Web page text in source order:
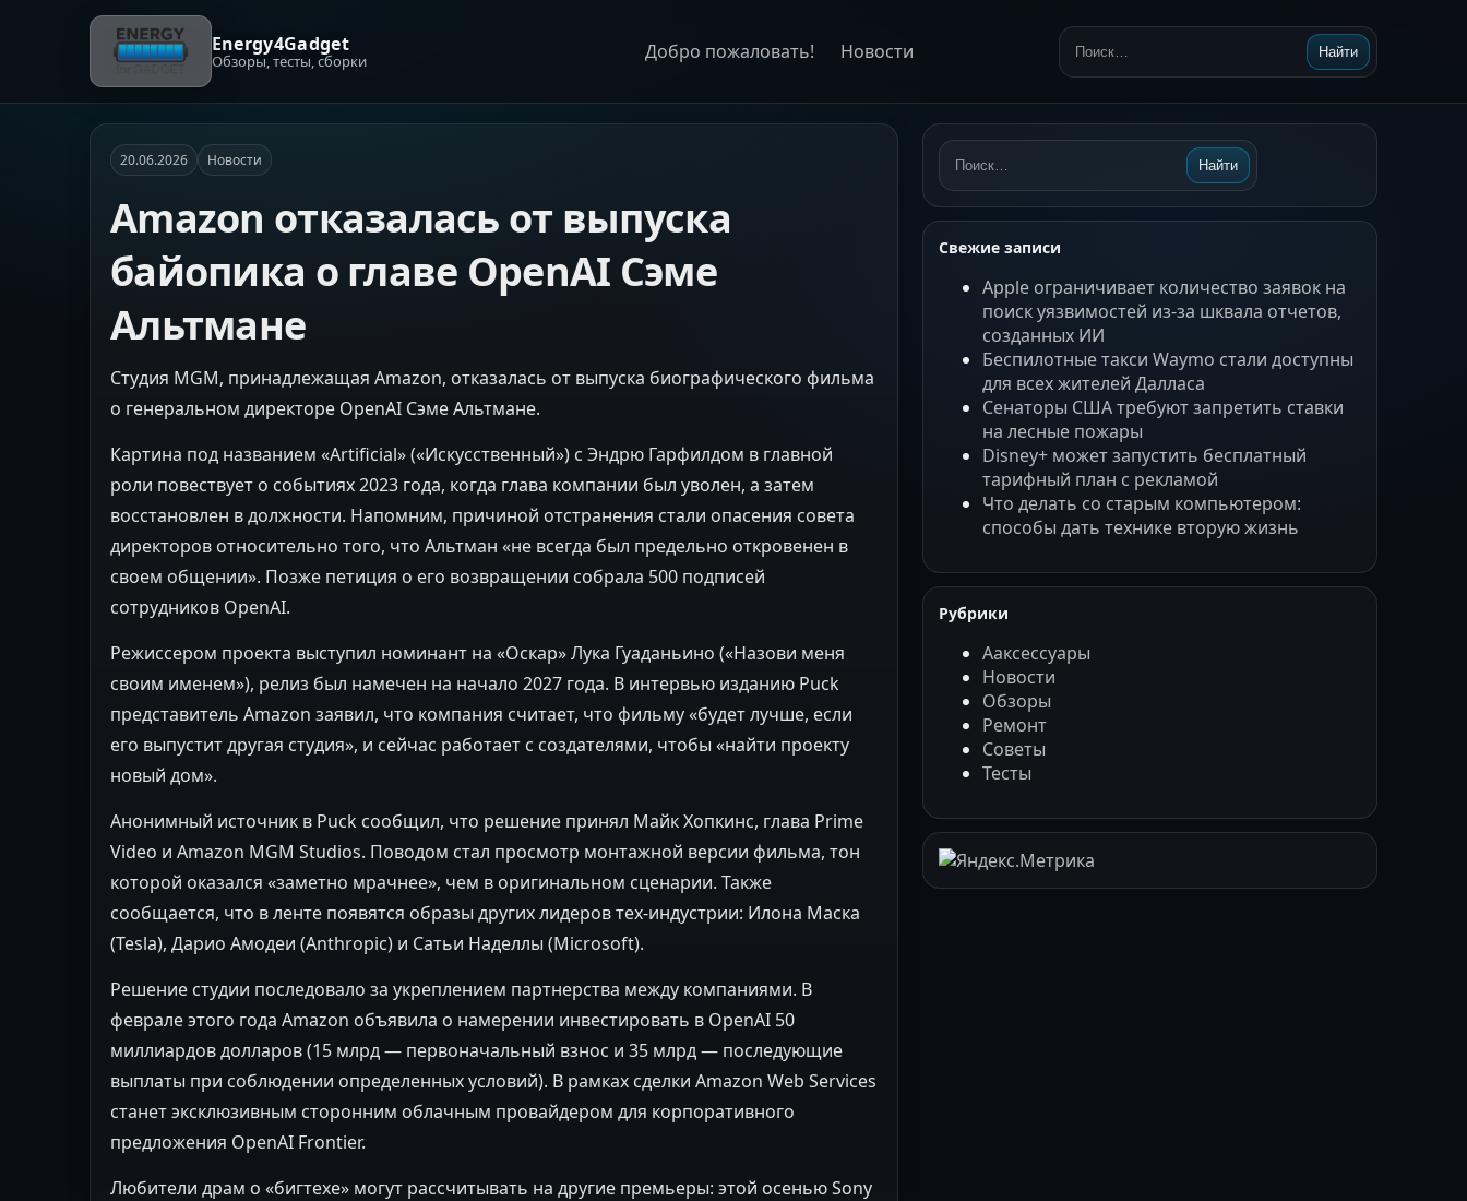
Energy4Gadget
Обзоры, тесты, сборки Добро пожаловать! Новости Поиск: Найти
20.06.2026 Новости
Amazon отказалась от выпуска
байопика о главе OpenAI Сэме
Альтмане
Студия MGM, принадлежащая Amazon, отказалась от выпуска биографического фильма
о генеральном директоре OpenAI Сэме Альтмане.
Картина под названием «Artificial» («Искусственный») с Эндрю Гарфилдом в главной
роли повествует о событиях 2023 года, когда глава компании был уволен, а затем
восстановлен в должности. Напомним, причиной отстранения стали опасения совета
директоров относительно того, что Альтман «не всегда был предельно откровенен в
своем общении». Позже петиция о его возвращении собрала 500 подписей
сотрудников OpenAI.
Режиссером проекта выступил номинант на «Оскар» Лука Гуаданьино («Назови меня
своим именем»), релиз был намечен на начало 2027 года. В интервью изданию Puck
представитель Amazon заявил, что компания считает, что фильму «будет лучше, если
его выпустит другая студия», и сейчас работает с создателями, чтобы «найти проекту
новый дом».
Анонимный источник в Puck сообщил, что решение принял Майк Хопкинс, глава Prime
Video и Amazon MGM Studios. Поводом стал просмотр монтажной версии фильма, тон
которой оказался «заметно мрачнее», чем в оригинальном сценарии. Также
сообщается, что в ленте появятся образы других лидеров тех-индустрии: Илона Маска
(Tesla), Дарио Амодеи (Anthropic) и Сатьи Наделлы (Microsoft).
Решение студии последовало за укреплением партнерства между компаниями. В
феврале этого года Amazon объявила о намерении инвестировать в OpenAI 50
миллиардов долларов (15 млрд — первоначальный взнос и 35 млрд — последующие
выплаты при соблюдении определенных условий). В рамках сделки Amazon Web Services
станет эксклюзивным сторонним облачным провайдером для корпоративного
предложения OpenAI Frontier.
Любители драм о «бигтехе» могут рассчитывать на другие премьеры: этой осенью Sony
Поиск: Найти
Свежие записи
Apple ограничивает количество заявок на
поиск уязвимостей из-за шквала отчетов,
созданных ИИ
Беспилотные такси Waymo стали доступны
для всех жителей Далласа
Сенаторы США требуют запретить ставки
на лесные пожары
Disney+ может запустить бесплатный
тарифный план с рекламой
Что делать со старым компьютером:
способы дать технике вторую жизнь
Рубрики
Ааксессуары
Новости
Обзоры
Ремонт
Советы
Тесты